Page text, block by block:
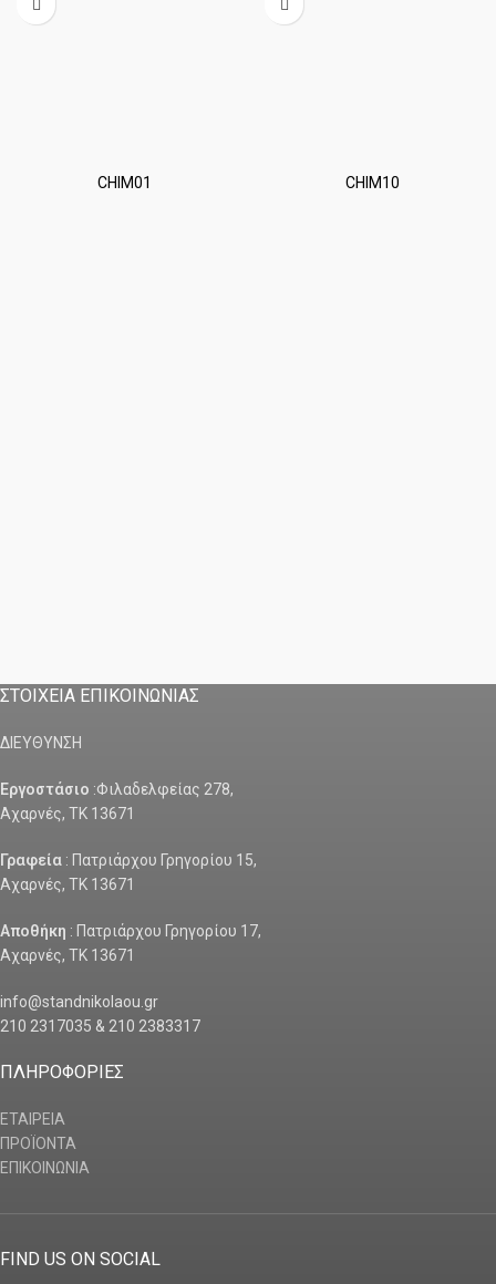
CHIM01 CHIM10
ΣΤΟΙΧΕΙΑ ΕΠΙΚΟΙΝΩΝΙΑΣ
ΔΙΕΥΘΥΝΣΗ
Εργοστάσιο :Φιλαδελφείας 278,
Αχαρνές, ΤΚ 13671
Γραφεία : Πατριάρχου Γρηγορίου 15,
Αχαρνές, ΤΚ 13671
Αποθήκη : Πατριάρχου Γρηγορίου 17,
Αχαρνές, ΤΚ 13671
info@standnikolaou.gr
210 2317035 & 210 2383317
ΠΛΗΡΟΦΟΡΙΕΣ
ΕΤΑΙΡΕΙΑ
ΠΡΟΪΟΝΤΑ
ΕΠΙΚΟΙΝΩΝΙΑ
FIND US ON SOCIAL